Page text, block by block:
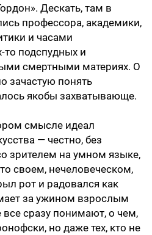
Дескать, там в
профессора, академики,
и часами
то подспудных и
смертными материях. О
зачастую понять
якобы захватывающе.
смысле идеал
— честно, без
зрителем на умном языке,
своем, нечеловеческом,
рот и радовался как
за ужином взрослым
сразу понимают, о чем,
но даже тех, кто не